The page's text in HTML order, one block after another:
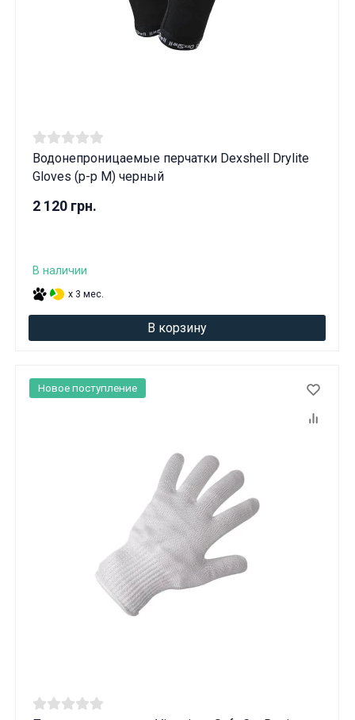
Водонепроницаемые перчатки Dexshell Drylite
Gloves (р-р M) черный
2 120 грн.
В наличии
x 3 мес.
В корзину
Новое поступление